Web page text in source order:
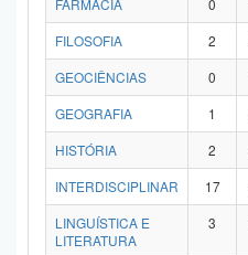
FARMÁCIA
0
FILOSOFIA
2
GEOCIÊNCIAS
0
GEOGRAFIA
1
HISTÓRIA
2
INTERDISCIPLINAR
17
LINGUÍSTICA E
LITERATURA
3